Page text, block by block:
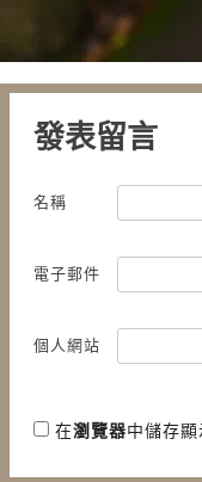
發表留言
名稱
電子郵件
個人網站
在瀏覽器中儲存